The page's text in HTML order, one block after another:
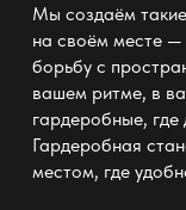
Мы создаём такие
на своём месте —
борьбу с
вашем ритме, в
гардеробные,
Гардеробная
местом, где